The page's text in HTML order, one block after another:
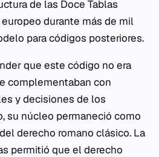
de las Doce Tablas
durante más de mil
para códigos posteriores.
que este código no era
complementaban con
y decisiones de los
su núcleo permaneció como
derecho romano clásico. La
permitió que el derecho